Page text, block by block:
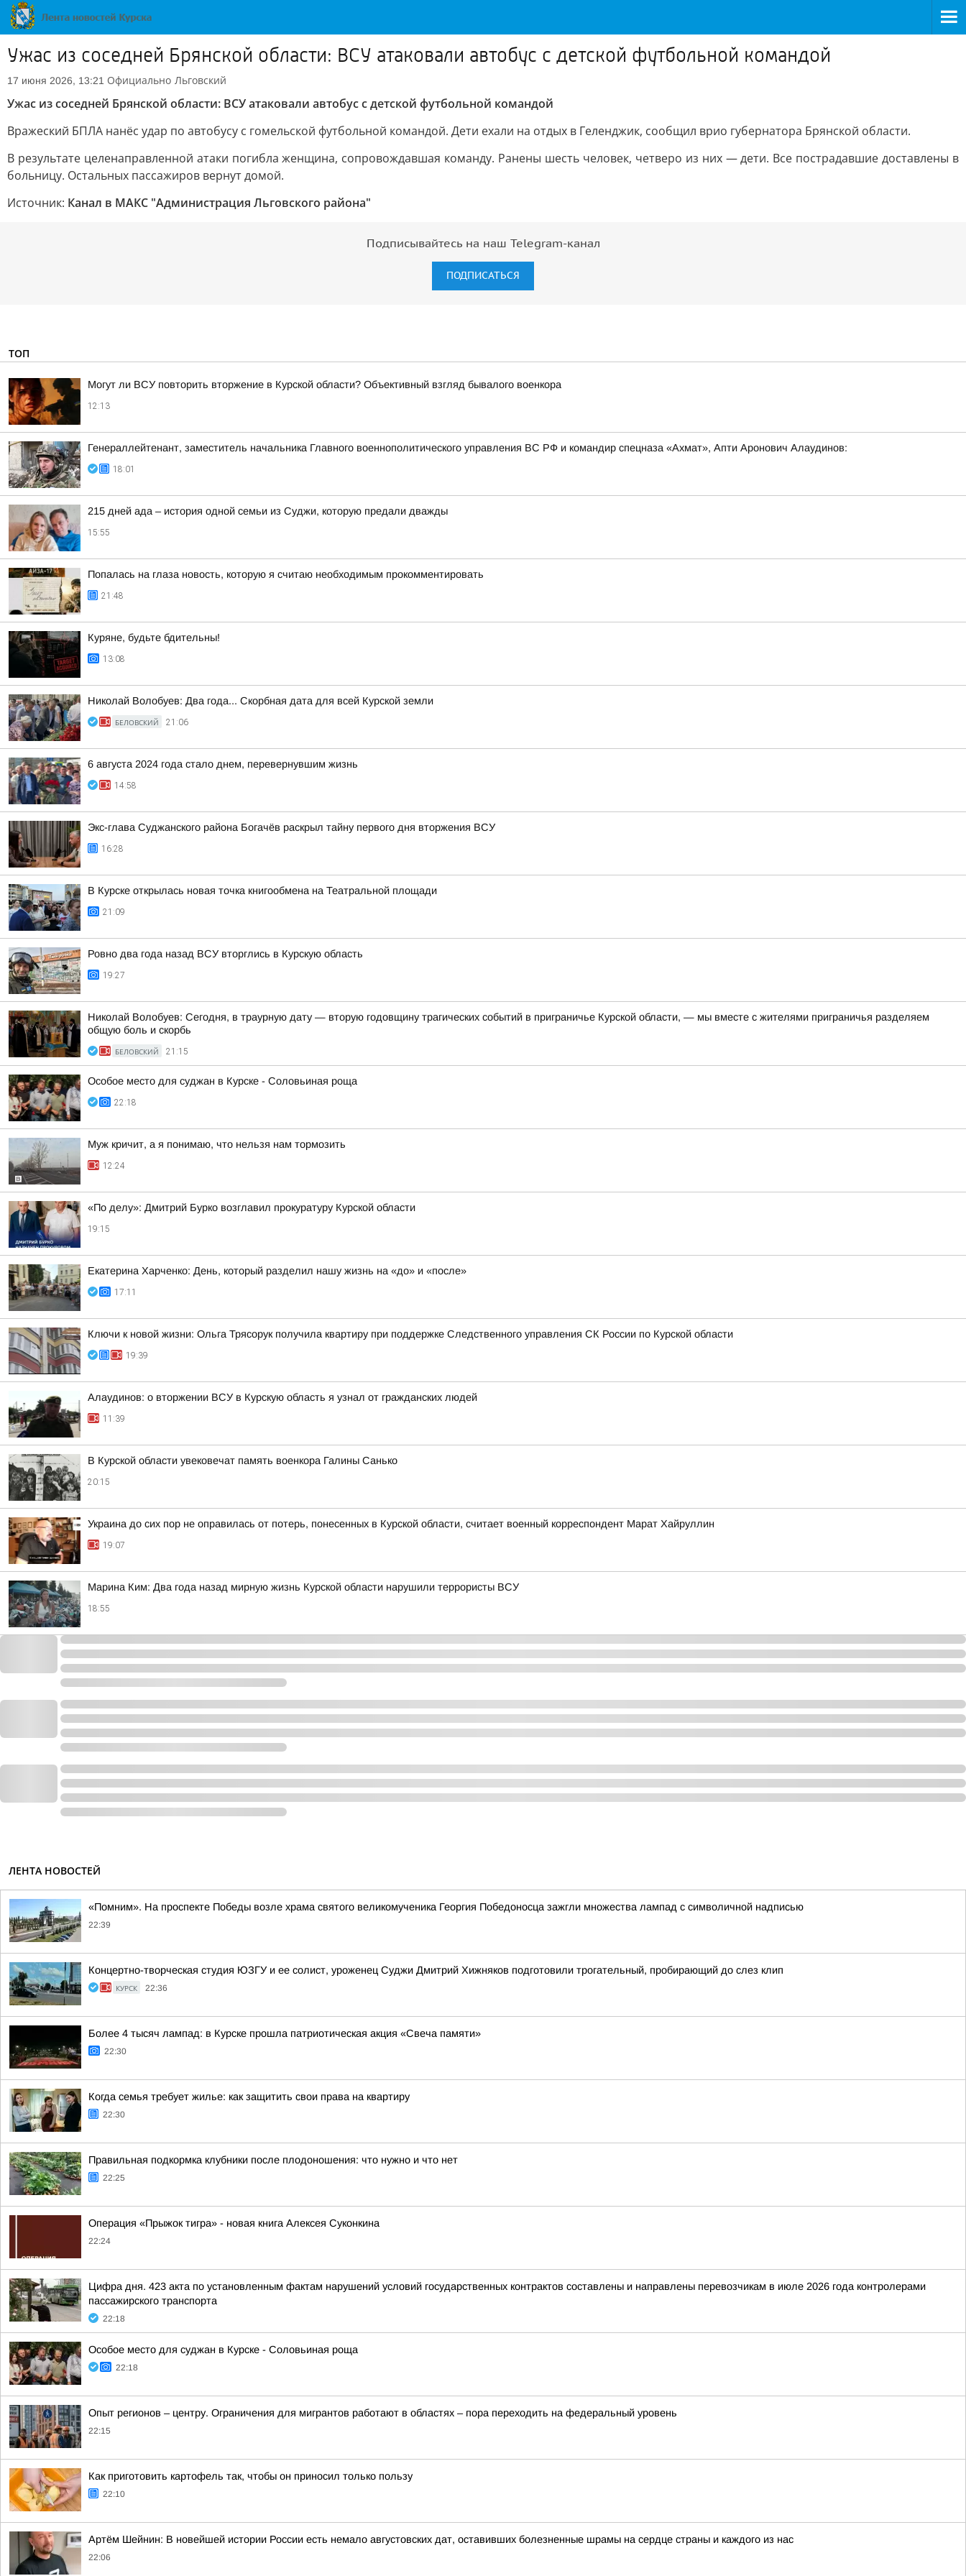
Ужас из соседней Брянской области: ВСУ атаковали автобус с детской футбольной командой
17 июня 2026, 13:21 Официально Льговский
Ужас из соседней Брянской области: ВСУ атаковали автобус с детской футбольной командой
Вражеский БПЛА нанёс удар по автобусу с гомельской футбольной командой. Дети ехали на отдых в Геленджик, сообщил врио губернатора Брянской области.
В результате целенаправленной атаки погибла женщина, сопровождавшая команду. Ранены шесть человек, четверо из них — дети. Все пострадавшие доставлены в
больницу. Остальных пассажиров вернут домой.
Источник: Канал в МАКС "Администрация Льговского района"
Подписывайтесь на наш Telegram-канал
ПОДПИСАТЬСЯ
ТОП
Могут ли ВСУ повторить вторжение в Курской области? Объективный взгляд бывалого военкора
12:13
Генераллейтенант, заместитель начальника Главного военнополитического управления ВС РФ и командир спецназа «Ахмат», Апти Аронович Алаудинов:
18:01
215 дней ада – история одной семьи из Суджи, которую предали дважды
15:55
Попалась на глаза новость, которую я считаю необходимым прокомментировать
21:48
Куряне, будьте бдительны!
13:08
Николай Волобуев: Два года... Скорбная дата для всей Курской земли
БЕЛОВСКИЙ 21:06
6 августа 2024 года стало днем, перевернувшим жизнь
14:58
Экс-глава Суджанского района Богачёв раскрыл тайну первого дня вторжения ВСУ
16:28
В Курске открылась новая точка книгообмена на Театральной площади
21:09
Ровно два года назад ВСУ вторглись в Курскую область
19:27
Николай Волобуев: Сегодня, в траурную дату — вторую годовщину трагических событий в приграничье Курской области, — мы вместе с жителями приграничья разделяем
общую боль и скорбь
БЕЛОВСКИЙ 21:15
Особое место для суджан в Курске - Соловьиная роща
22:18
Муж кричит, а я понимаю, что нельзя нам тормозить
12:24
«По делу»: Дмитрий Бурко возглавил прокуратуру Курской области
19:15
Екатерина Харченко: День, который разделил нашу жизнь на «до» и «после»
17:11
Ключи к новой жизни: Ольга Трясорук получила квартиру при поддержке Следственного управления СК России по Курской области
19:39
Алаудинов: о вторжении ВСУ в Курскую область я узнал от гражданских людей
11:39
В Курской области увековечат память военкора Галины Санько
20:15
Украина до сих пор не оправилась от потерь, понесенных в Курской области, считает военный корреспондент Марат Хайруллин
19:07
Марина Ким: Два года назад мирную жизнь Курской области нарушили террористы ВСУ
18:55
ЛЕНТА НОВОСТЕЙ
«Помним». На проспекте Победы возле храма святого великомученика Георгия Победоносца зажгли множества лампад с символичной надписью
22:39
Концертно-творческая студия ЮЗГУ и ее солист, уроженец Суджи Дмитрий Хижняков подготовили трогательный, пробирающий до слез клип
КУРСК 22:36
Более 4 тысяч лампад: в Курске прошла патриотическая акция «Свеча памяти»
22:30
Когда семья требует жилье: как защитить свои права на квартиру
22:30
Правильная подкормка клубники после плодоношения: что нужно и что нет
22:25
Операция «Прыжок тигра» - новая книга Алексея Суконкина
22:24
Цифра дня. 423 акта по установленным фактам нарушений условий государственных контрактов составлены и направлены перевозчикам в июле 2026 года контролерами
пассажирского транспорта
22:18
Особое место для суджан в Курске - Соловьиная роща
22:18
Опыт регионов – центру. Ограничения для мигрантов работают в областях – пора переходить на федеральный уровень
22:15
Как приготовить картофель так, чтобы он приносил только пользу
22:10
Артём Шейнин: В новейшей истории России есть немало августовских дат, оставивших болезненные шрамы на сердце страны и каждого из нас
22:06